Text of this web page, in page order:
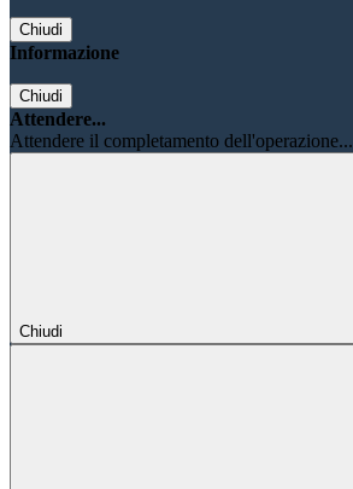
Chiudi
Informazione
Chiudi
Attendere...
Attendere il completamento dell'operazione...
Chiudi